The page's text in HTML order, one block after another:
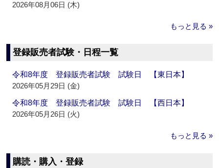
2026年08月06日 (木)
もっと見る »
登録販売者試験・日程一覧
令和8年度 登録販売者試験 試験日 【東日本】
2026年05月29日 (金)
令和8年度 登録販売者試験 試験日 【西日本】
2026年05月26日 (火)
もっと見る »
購読・購入・登録